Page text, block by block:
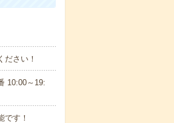
ださい！
10:00～19:
です！